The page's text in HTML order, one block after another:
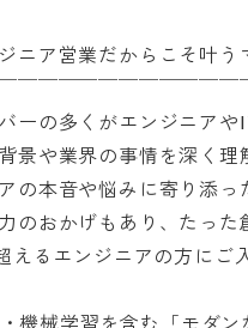
ニア営業だからこそ叶
￣￣￣￣￣￣￣￣￣￣￣
ーの多くがエンジニアや
景や業界の事情を深く理
の本音や悩みに寄り添っ
のおかげもあり、たった
えるエンジニアの方にご
・機械学習を含む「モダ